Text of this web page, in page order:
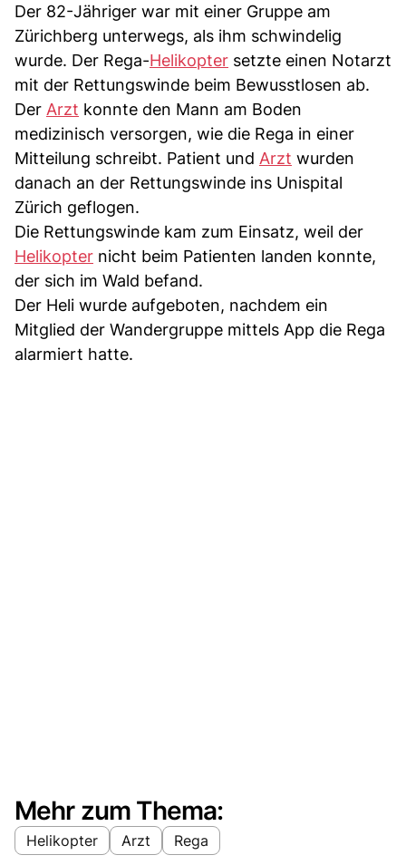
Der 82-Jähriger war mit einer Gruppe am
Zürichberg unterwegs, als ihm schwindelig
wurde. Der Rega-Helikopter setzte einen Notarzt
mit der Rettungswinde beim Bewusstlosen ab.
Der Arzt konnte den Mann am Boden
medizinisch versorgen, wie die Rega in einer
Mitteilung schreibt. Patient und Arzt wurden
danach an der Rettungswinde ins Unispital
Zürich geflogen.
Die Rettungswinde kam zum Einsatz, weil der
Helikopter nicht beim Patienten landen konnte,
der sich im Wald befand.
Der Heli wurde aufgeboten, nachdem ein
Mitglied der Wandergruppe mittels App die Rega
alarmiert hatte.
Mehr zum Thema:
Helikopter Arzt Rega